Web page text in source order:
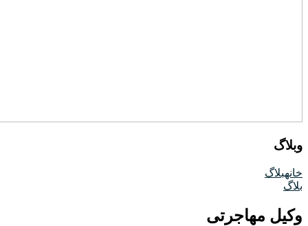
وبلاگ
خانهبلاگ
بلاگ
وکیل مهاجرتی